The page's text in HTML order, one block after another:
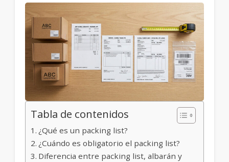
Tabla de contenidos
¿Qué es un packing list?
¿Cuándo es obligatorio el packing list?
Diferencia entre packing list, albarán y